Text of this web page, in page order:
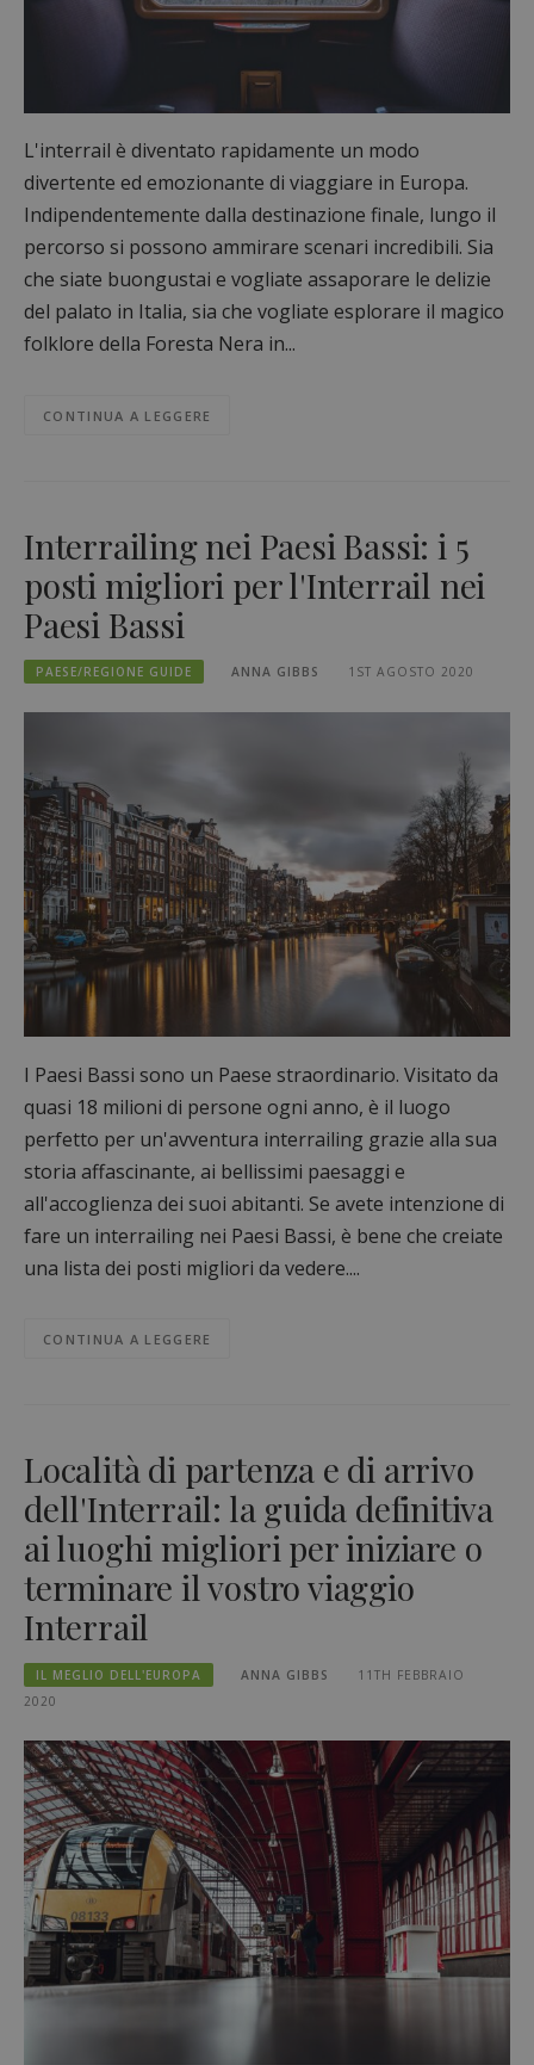
L'interrail è diventato rapidamente un modo
divertente ed emozionante di viaggiare in Europa.
Indipendentemente dalla destinazione finale, lungo il
percorso si possono ammirare scenari incredibili. Sia
che siate buongustai e vogliate assaporare le delizie
del palato in Italia, sia che vogliate esplorare il magico
folklore della Foresta Nera in...
CONTINUA A LEGGERE
Interrailing nei Paesi Bassi: i 5
posti migliori per l'Interrail nei
Paesi Bassi
PAESE/REGIONE GUIDE ANNA GIBBS 1ST AGOSTO 2020
I Paesi Bassi sono un Paese straordinario. Visitato da
quasi 18 milioni di persone ogni anno, è il luogo
perfetto per un'avventura interrailing grazie alla sua
storia affascinante, ai bellissimi paesaggi e
all'accoglienza dei suoi abitanti. Se avete intenzione di
fare un interrailing nei Paesi Bassi, è bene che creiate
una lista dei posti migliori da vedere....
CONTINUA A LEGGERE
Località di partenza e di arrivo
dell'Interrail: la guida definitiva
ai luoghi migliori per iniziare o
terminare il vostro viaggio
Interrail
IL MEGLIO DELL'EUROPA ANNA GIBBS
11TH FEBBRAIO
2020